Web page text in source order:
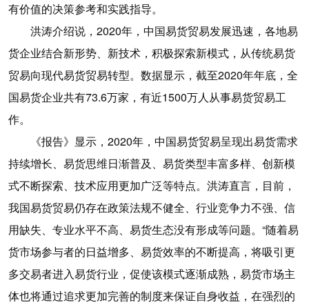
有价值的决策参考和实践指导。
洪涛介绍说，2020年，中国易货贸易发展迅速，各地易
货企业结合新形势、新技术，积极探索新模式，从传统易货
贸易向现代易货贸易转型。数据显示，截至2020年年底，全
国易货企业共有73.6万家，有近1500万人从事易货贸易工
作。
《报告》显示，2020年，中国易货贸易呈现出易货需求
持续增长、易货思维日渐普及、易货类型丰富多样、创新模
式不断探索、技术应用更加广泛等特点。洪涛直言，目前，
我国易货贸易仍存在政策法规不健全、行业竞争力不强、信
用缺失、专业水平不高、易货生态没有形成等问题。“随着易
货市场参与者的日益增多、易货效率的不断提高，将吸引更
多交易者进入易货行业，促使该模式逐渐成熟，易货市场主
体也将通过追求更加完善的制度来保证自身收益，在强烈的